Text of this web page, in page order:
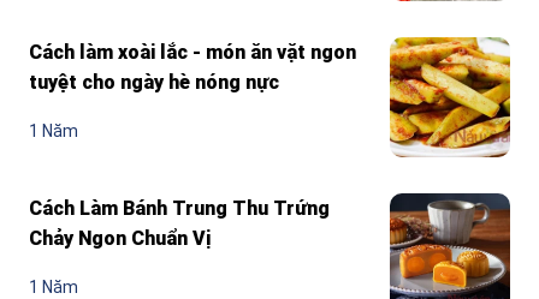
Cách làm xoài lắc - món ăn vặt ngon
tuyệt cho ngày hè nóng nực
1 Năm
Cách Làm Bánh Trung Thu Trứng
Chảy Ngon Chuẩn Vị
1 Năm